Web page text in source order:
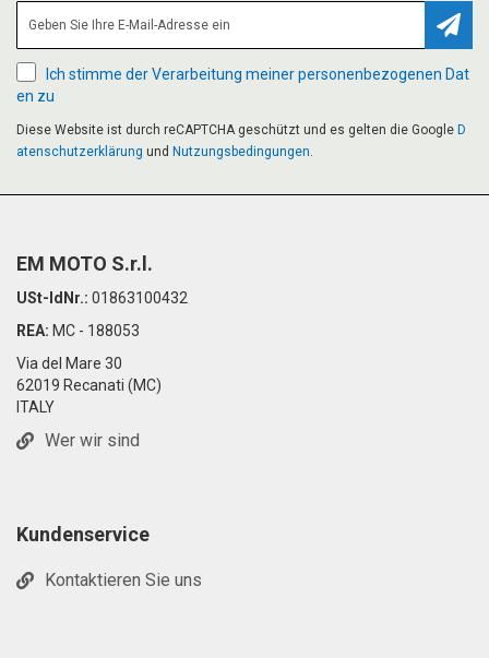
Ich stimme der Verarbeitung meiner personenbezogenen Dat
en zu
Diese Website ist durch reCAPTCHA geschützt und es gelten die Google D
atenschutzerklärung und Nutzungsbedingungen.
EM MOTO S.r.l.
USt-IdNr.: 01863100432
REA: MC - 188053
Via del Mare 30
62019 Recanati (MC)
ITALY
Wer wir sind
Kundenservice
Kontaktieren Sie uns